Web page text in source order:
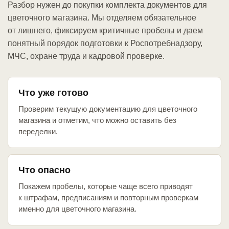
Разбор нужен до покупки комплекта документов для
цветочного магазина. Мы отделяем обязательное
от лишнего, фиксируем критичные пробелы и даем
понятный порядок подготовки к Роспотребнадзору,
МЧС, охране труда и кадровой проверке.
Что уже готово
Проверим текущую документацию для цветочного
магазина и отметим, что можно оставить без
переделки.
Что опасно
Покажем пробелы, которые чаще всего приводят
к штрафам, предписаниям и повторным проверкам
именно для цветочного магазина.